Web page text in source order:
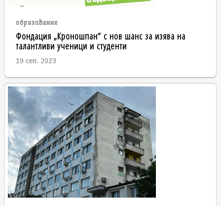
образование
Фондация „Кроношпан“ с нов шанс за изява на
талантливи ученици и студенти
19 сеп. 2023